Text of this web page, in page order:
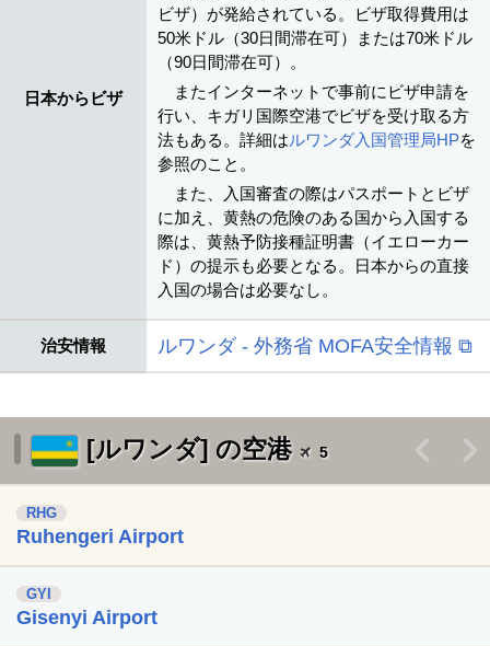
日本からビザ
ビザ）が発給されている。ビザ取得費用は
50米ドル（30日間滞在可）または70米ドル
（90日間滞在可）。
またインターネットで事前にビザ申請を
行い、キガリ国際空港でビザを受け取る方
法もある。詳細はルワンダ入国管理局HPを
参照のこと。
また、入国審査の際はパスポートとビザ
に加え、黄熱の危険のある国から入国する
際は、黄熱予防接種証明書（イエローカー
ド）の提示も必要となる。日本からの直接
入国の場合は必要なし。
治安情報 ルワンダ - 外務省 MOFA安全情報 ⧉
[ルワンダ] の空港 5
RHG
Ruhengeri Airport
GYI
Gisenyi Airport